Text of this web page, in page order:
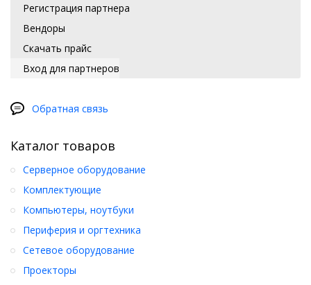
Регистрация партнера
Вендоры
Скачать прайс
Вход для партнеров
Обратная связь
Каталог товаров
Серверное оборудование
Комплектующие
Компьютеры, ноутбуки
Периферия и оргтехника
Сетевое оборудование
Проекторы